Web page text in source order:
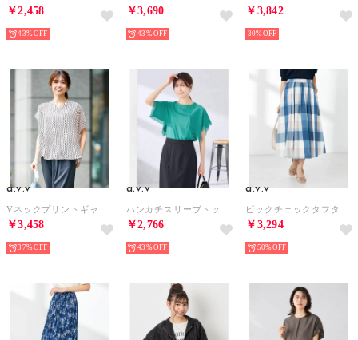
￥2,458
43%
￥3,690
43%
￥3,842
30%
a.v.v
￥3,458
37%
a.v.v
￥2,766
43%
a.v.v
￥3,294
50%